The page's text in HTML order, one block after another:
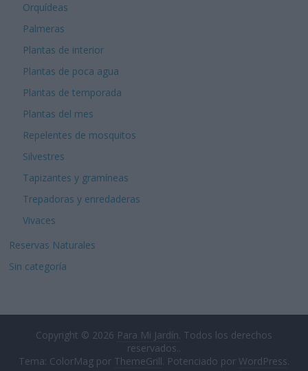
Orquídeas
Palmeras
Plantas de interior
Plantas de poca agua
Plantas de temporada
Plantas del mes
Repelentes de mosquitos
Silvestres
Tapizantes y gramíneas
Trepadoras y enredaderas
Vivaces
Reservas Naturales
Sin categoría
Copyright © 2026 Para Mi Jardín. Todos los derechos
reservados..
Tema: ColorMag por ThemeGrill. Potenciado por WordPress.